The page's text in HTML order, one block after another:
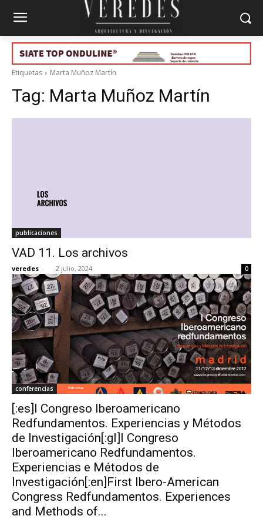
Etiquetas Marta Muñoz Martín
Tag: Marta Muñoz Martín
publicaciones
VAD 11. Los archivos
veredes - 2 julio, 2024 0
conferencias
[:es]I Congreso Iberoamericano
Redfundamentos. Experiencias y Métodos
de Investigación[:gl]I Congreso
Iberoamericano Redfundamentos.
Experiencias e Métodos de
Investigación[:en]First Ibero-American
Congress Redfundamentos. Experiences
and Methods of...